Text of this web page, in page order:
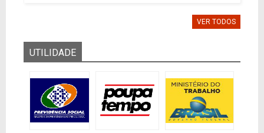
VER TODOS
UTILIDADE